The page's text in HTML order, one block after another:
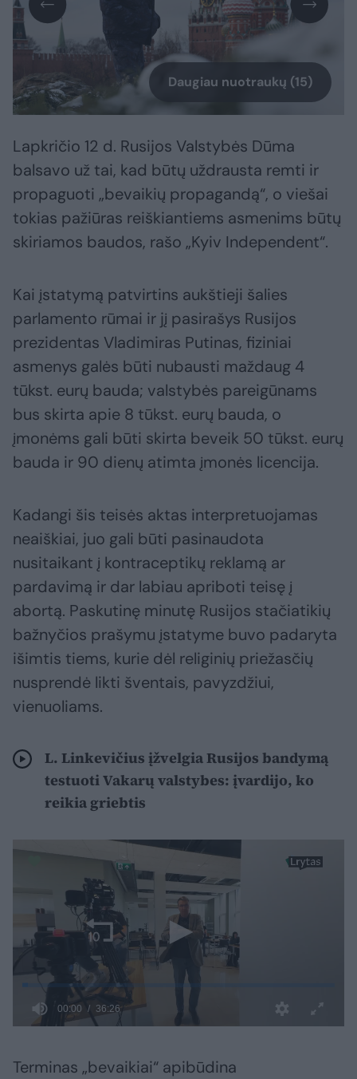
Daugiau nuotraukų (15)
Lapkričio 12 d. Rusijos Valstybės Dūma
balsavo už tai, kad būtų uždrausta remti ir
propaguoti „bevaikių propagandą“, o viešai
tokias pažiūras reiškiantiems asmenims būtų
skiriamos baudos, rašo „Kyiv Independent“.
Kai įstatymą patvirtins aukštieji šalies
parlamento rūmai ir jį pasirašys Rusijos
prezidentas Vladimiras Putinas, fiziniai
asmenys galės būti nubausti maždaug 4
tūkst. eurų bauda; valstybės pareigūnams
bus skirta apie 8 tūkst. eurų bauda, o
įmonėms gali būti skirta beveik 50 tūkst. eurų
bauda ir 90 dienų atimta įmonės licencija.
Kadangi šis teisės aktas interpretuojamas
neaiškiai, juo gali būti pasinaudota
nusitaikant į kontraceptikų reklamą ar
pardavimą ir dar labiau apriboti teisę į
abortą. Paskutinę minutę Rusijos stačiatikių
bažnyčios prašymu įstatyme buvo padaryta
išimtis tiems, kurie dėl religinių priežasčių
nusprendė likti šventais, pavyzdžiui,
vienuoliams.
L. Linkevičius įžvelgia Rusijos bandymą
testuoti Vakarų valstybes: įvardijo, ko
reikia griebtis
Terminas „bevaikiai“ apibūdina